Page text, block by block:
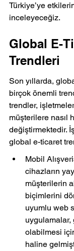
Türkiye’ye
inceleyeceğiz.
Global E-
Trendleri
Son yıllarda,
birçok önemli
trendler,
müşterilere nasıl
değiştirmektedir.
global e-ticaret
Mobil
cihazların
müşterilerin
biçimlerini
uyumlu web
uygulamalar,
olabilmesi
haline